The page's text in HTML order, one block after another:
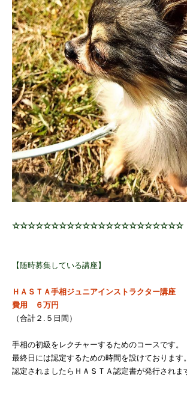
☆☆☆☆☆☆☆☆☆☆☆☆☆☆☆☆☆☆☆☆☆☆
【随時募集している講座】
ＨＡＳＴＡ手相ジュニアインストラクター講座
費用 ６万円
（合計２.５日間）
手相の初級をレクチャーするためのコースです。
最終日には認定するための時間を設けておりま
認定されましたらＨＡＳＴＡ認定書が発行されま